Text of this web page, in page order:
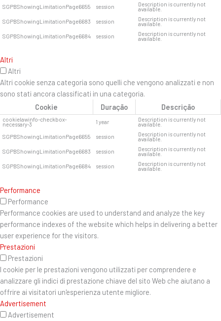
SGPBShowingLimitationPage6655
session Description is currently not
available.
SGPBShowingLimitationPage6683
session Description is currently not
available.
SGPBShowingLimitationPage6684
session Description is currently not
available.
Altri
Altri
Altri cookie senza categoria sono quelli che vengono analizzati e non
sono stati ancora classificati in una categoria.
Cookie
Duração Descrição
cookielawinfo-checkbox-
necessary-3 1 year Description is currently not
available.
SGPBShowingLimitationPage6655
session Description is currently not
available.
SGPBShowingLimitationPage6683
session Description is currently not
available.
SGPBShowingLimitationPage6684
session Description is currently not
available.
Performance
Performance
Performance cookies are used to understand and analyze the key
performance indexes of the website which helps in delivering a better
user experience for the visitors.
Prestazioni
Prestazioni
I cookie per le prestazioni vengono utilizzati per comprendere e
analizzare gli indici di prestazione chiave del sito Web che aiutano a
offrire ai visitatori un'esperienza utente migliore.
Advertisement
Advertisement